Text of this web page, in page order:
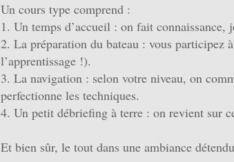
Un cours type comprend :
1. Un temps d’accueil : on fait connaissance,
2. La préparation du bateau : vous participez
l’apprentissage !).
3. La navigation : selon votre niveau, on
perfectionne les techniques.
4. Un petit débriefing à terre : on revient sur
Et bien sûr, le tout dans une ambiance